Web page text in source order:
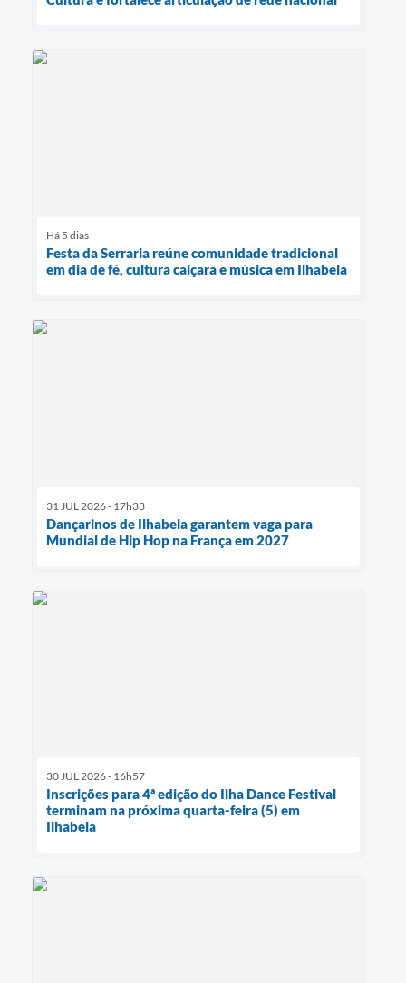
Há 5 dias
Festa da Serraria reúne comunidade tradicional
em dia de fé, cultura caiçara e música em Ilhabela
31 JUL 2026 - 17h33
Dançarinos de Ilhabela garantem vaga para
Mundial de Hip Hop na França em 2027
30 JUL 2026 - 16h57
Inscrições para 4ª edição do Ilha Dance Festival
terminam na próxima quarta-feira (5) em
Ilhabela